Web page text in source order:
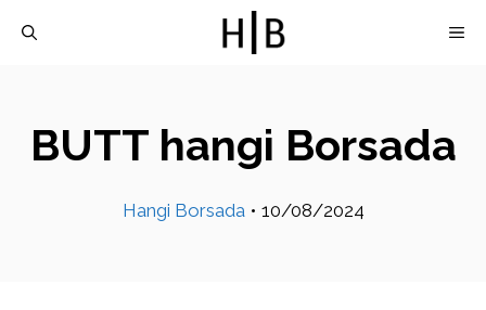
BUTT hangi Borsada
Hangi Borsada • 10/08/2024